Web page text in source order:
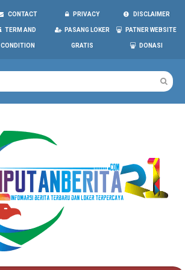
CONTACT PRIVACY DISCLAIMER
TERM AND
CONDITION
PASANG LOKER
GRATIS
PATNER WEBSITE
DONASI